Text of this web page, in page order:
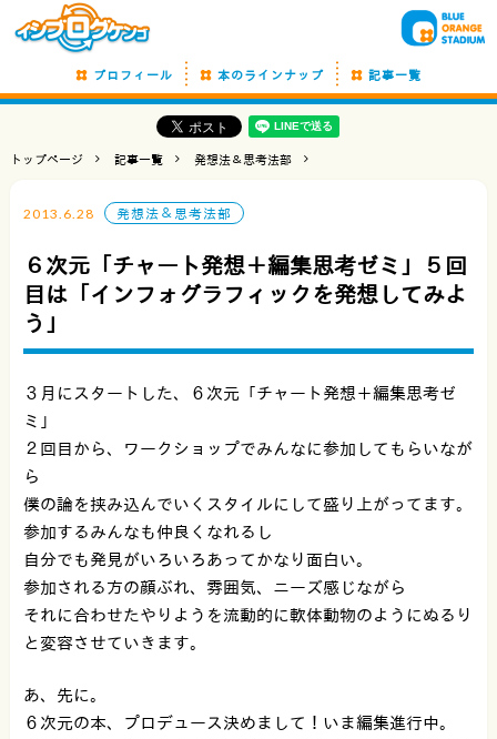
プロフィール 本のラインナップ 記事一覧
トップページ 記事一覧 発想法＆思考法部
2013.6.28 発想法＆思考法部
６次元「チャート発想＋編集思考ゼミ」５回
目は「インフォグラフィックを発想してみよ
う」
３月にスタートした、６次元「チャート発想＋編集思考ゼ
ミ」
２回目から、ワークショップでみんなに参加してもらいなが
ら
僕の論を挟み込んでいくスタイルにして盛り上がってます。
参加するみんなも仲良くなれるし
自分でも発見がいろいろあってかなり面白い。
参加される方の顔ぶれ、雰囲気、ニーズ感じながら
それに合わせたやりようを流動的に軟体動物のようにぬるり
と変容させていきます。
あ、先に。
６次元の本、プロデュース決めまして！いま編集進行中。